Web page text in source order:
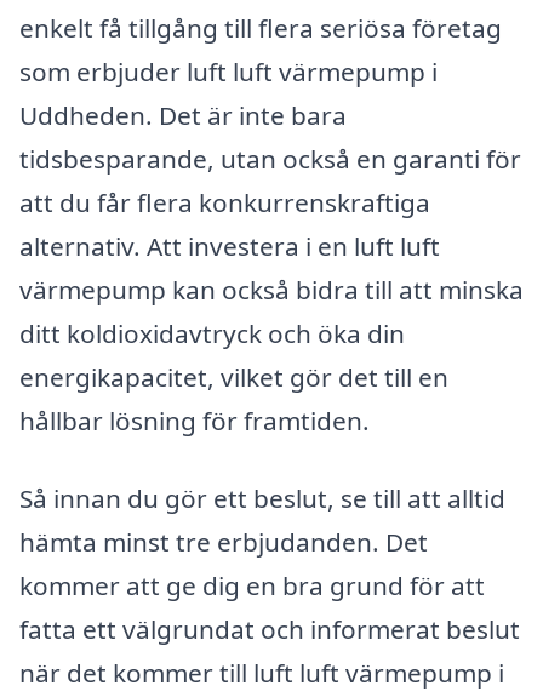
enkelt få tillgång till flera seriösa företag
som erbjuder luft luft värmepump i
Uddheden. Det är inte bara
tidsbesparande, utan också en garanti för
att du får flera konkurrenskraftiga
alternativ. Att investera i en luft luft
värmepump kan också bidra till att minska
ditt koldioxidavtryck och öka din
energikapacitet, vilket gör det till en
hållbar lösning för framtiden.
Så innan du gör ett beslut, se till att alltid
hämta minst tre erbjudanden. Det
kommer att ge dig en bra grund för att
fatta ett välgrundat och informerat beslut
när det kommer till luft luft värmepump i